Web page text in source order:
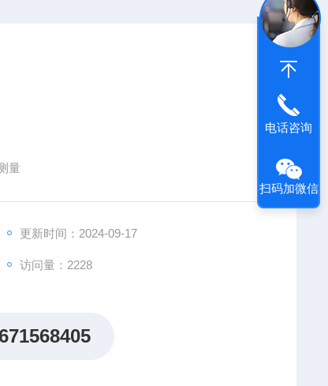
量
更新时间：2024-09-17
访问量：2228
电话咨询
扫码加微信